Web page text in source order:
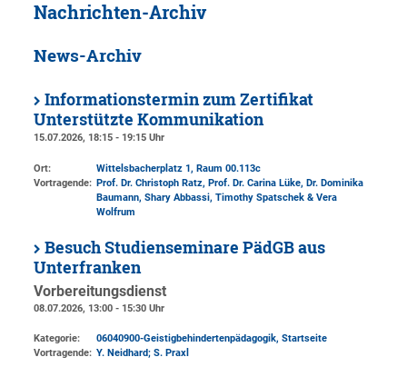
Nachrichten-Archiv
News-Archiv
Informationstermin zum Zertifikat
Unterstützte Kommunikation
15.07.2026, 18:15 - 19:15 Uhr
Ort: Wittelsbacherplatz 1, Raum 00.113c
Vortragende: Prof. Dr. Christoph Ratz, Prof. Dr. Carina Lüke, Dr. Dominika
Baumann, Shary Abbassi, Timothy Spatschek & Vera
Wolfrum
Besuch Studienseminare PädGB aus
Unterfranken
Vorbereitungsdienst
08.07.2026, 13:00 - 15:30 Uhr
Kategorie:
06040900-Geistigbehindertenpädagogik, Startseite
Vortragende: Y. Neidhard; S. Praxl